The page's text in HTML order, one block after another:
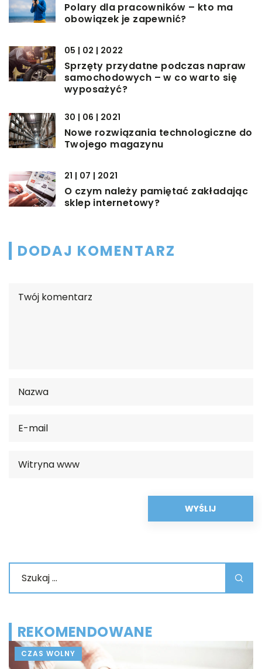
Polary dla pracowników – kto ma
obowiązek je zapewnić?
05 | 02 | 2022
Sprzęty przydatne podczas napraw
samochodowych – w co warto się
wyposażyć?
30 | 06 | 2021
Nowe rozwiązania technologiczne do
Twojego magazynu
21 | 07 | 2021
O czym należy pamiętać zakładając
sklep internetowy?
DODAJ KOMENTARZ
REKOMENDOWANE
CZAS WOLNY